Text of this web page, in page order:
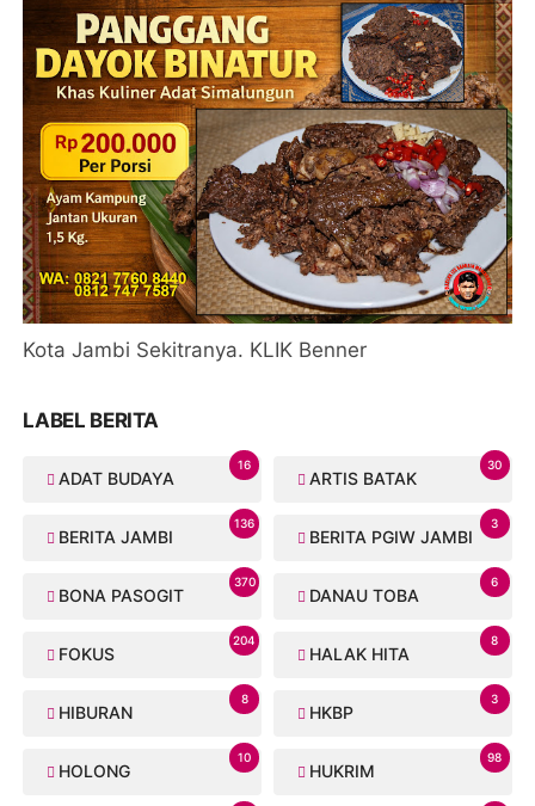
Kota Jambi Sekitranya. KLIK Benner
LABEL BERITA
ADAT BUDAYA
16
ARTIS BATAK
30
BERITA JAMBI
136
BERITA PGIW JAMBI
3
BONA PASOGIT
370
DANAU TOBA
6
FOKUS
204
HALAK HITA
8
HIBURAN
8
HKBP
3
HOLONG
10
HUKRIM
98